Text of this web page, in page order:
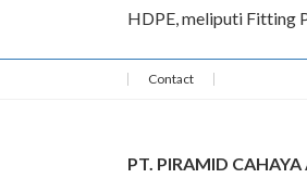
HDPE, meliputi Fitting
Contact
PT. PIRAMID CAHAYA